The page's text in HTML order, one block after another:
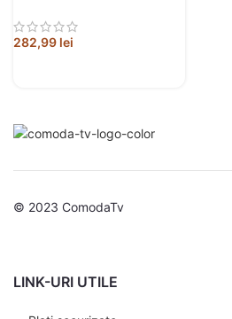
282,99 lei
© 2023 ComodaTv
LINK-URI UTILE